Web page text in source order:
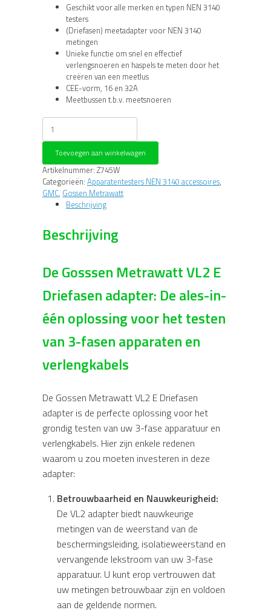
Geschikt voor alle merken en typen NEN 3140
testers
(Driefasen) meetadapter voor NEN 3140
metingen
Unieke functie om snel en effectief
verlengsnoeren en haspels te meten door het
creëren van een meetlus
CEE-vorm, 16 en 32A
Meetbussen t.b.v. meetsnoeren
Gossen
Metrawatt
VL2E
adapter
aantal
Toevoegen aan winkelwagen
Artikelnummer: Z745W
Categorieën: Apparatentesters NEN 3140 accessoires,
GMC, Gossen Metrawatt
Beschrijving
Beschrijving
De Gosssen Metrawatt VL2 E
Driefasen adapter: De ales-in-
één oplossing voor het testen
van 3-fasen apparaten en
verlengkabels
De Gossen Metrawatt VL2 E Driefasen
adapter is de perfecte oplossing voor het
grondig testen van uw 3-fase apparatuur en
verlengkabels. Hier zijn enkele redenen
waarom u zou moeten investeren in deze
adapter:
Betrouwbaarheid en Nauwkeurigheid:
De VL2 adapter biedt nauwkeurige
metingen van de weerstand van de
beschermingsleiding, isolatieweerstand en
vervangende lekstroom van uw 3-fase
apparatuur. U kunt erop vertrouwen dat
uw metingen betrouwbaar zijn en voldoen
aan de geldende normen.